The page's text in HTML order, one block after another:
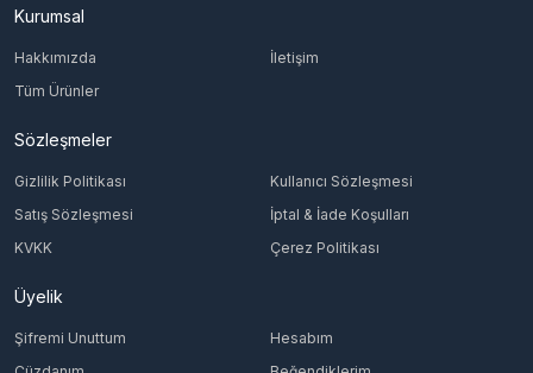
Kurumsal
Hakkımızda
İletişim
Tüm Ürünler
Sözleşmeler
Gizlilik Politikası
Kullanıcı Sözleşmesi
Satış Sözleşmesi
İptal & İade Koşulları
KVKK
Çerez Politikası
Üyelik
Şifremi Unuttum
Hesabım